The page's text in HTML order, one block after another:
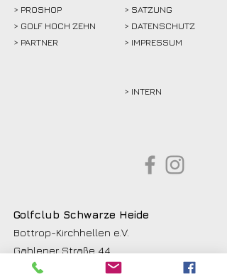
> PROSHOP
> GOLF HOCH ZEHN
> PARTNER
> SATZUNG
> DATENSCHUTZ
> IMPRESSUM
> INTERN
Golfclub Schwarze Heide
Bottrop-Kirchhellen e.V.
Gahlener Straße 44
46244 Bottrop-Kirchhellen